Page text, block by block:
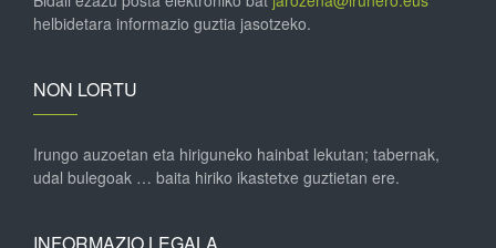
helbidetara informazio guztia jasotzeko.
NON LORTU
Irungo auzoetan eta hiriguneko hainbat lekutan; tabernak,
udal bulegoak … baita hiriko ikastetxe guztietan ere.